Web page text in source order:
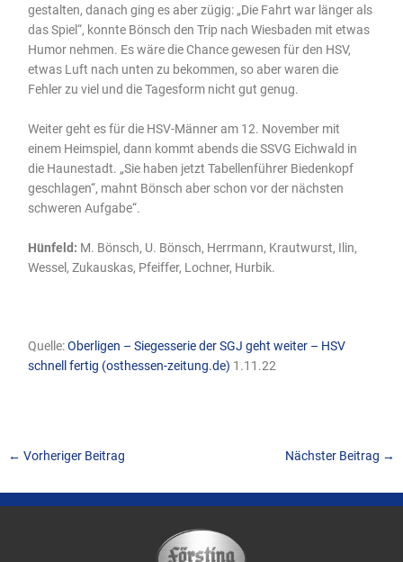
gestalten, danach ging es aber zügig: „Die Fahrt war länger als
das Spiel“, konnte Bönsch den Trip nach Wiesbaden mit etwas
Humor nehmen. Es wäre die Chance gewesen für den HSV,
etwas Luft nach unten zu bekommen, so aber waren die
Fehler zu viel und die Tagesform nicht gut genug.
Weiter geht es für die HSV-Männer am 12. November mit
einem Heimspiel, dann kommt abends die SSVG Eichwald in
die Haunestadt. „Sie haben jetzt Tabellenführer Biedenkopf
geschlagen“, mahnt Bönsch aber schon vor der nächsten
schweren Aufgabe“.
Hünfeld: M. Bönsch, U. Bönsch, Herrmann, Krautwurst, Ilin,
Wessel, Zukauskas, Pfeiffer, Lochner, Hurbik.
Quelle:Oberligen – Siegesserie der SGJ geht weiter – HSV
schnell fertig (osthessen-zeitung.de) 1.11.22
← Vorheriger Beitrag Nächster Beitrag →